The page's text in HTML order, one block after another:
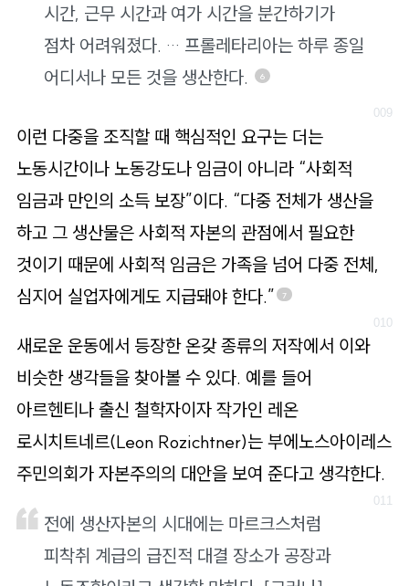
시간, 근무 시간과 여가 시간을 분간하기가
점차 어려워졌다. … 프롤레타리아는 하루 종일
어디서나 모든 것을 생산한다.
6
이런 다중을 조직할 때 핵심적인 요구는 더는
노동시간이나 노동강도나 임금이 아니라 “사회적
임금과 만인의 소득 보장”이다. “다중 전체가 생산을
하고 그 생산물은 사회적 자본의 관점에서 필요한
것이기 때문에 사회적 임금은 가족을 넘어 다중 전체,
심지어 실업자에게도 지급돼야 한다.”
7
새로운 운동에서 등장한 온갖 종류의 저작에서 이와
비슷한 생각들을 찾아볼 수 있다. 예를 들어
아르헨티나 출신 철학자이자 작가인 레온
로시치트네르(Leon Rozichtner)는 부에노스아이레스
주민의회가 자본주의의 대안을 보여 준다고 생각한다.
전에 생산자본의 시대에는 마르크스처럼
피착취 계급의 급진적 대결 장소가 공장과